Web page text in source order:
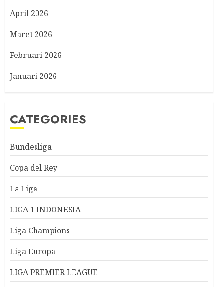
April 2026
Maret 2026
Februari 2026
Januari 2026
CATEGORIES
Bundesliga
Copa del Rey
La Liga
LIGA 1 INDONESIA
Liga Champions
Liga Europa
LIGA PREMIER LEAGUE